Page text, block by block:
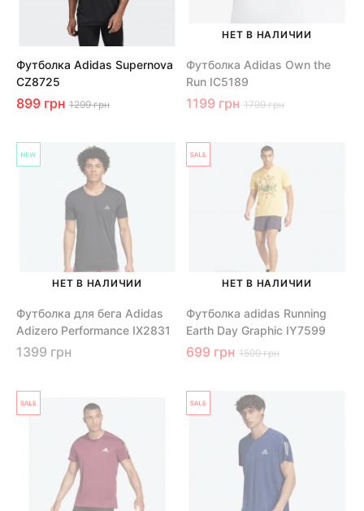
Футболка Adidas Supernova
CZ8725
899 грн 1299 грн
НЕТ В НАЛИЧИИ
Футболка Adidas Own the
Run IC5189
1199 грн 1799 грн
НЕТ В НАЛИЧИИ
Футболка для бега Adidas
Adizero Performance IX2831
1399 грн
НЕТ В НАЛИЧИИ
Футболка adidas Running
Earth Day Graphic IY7599
699 грн 1599 грн